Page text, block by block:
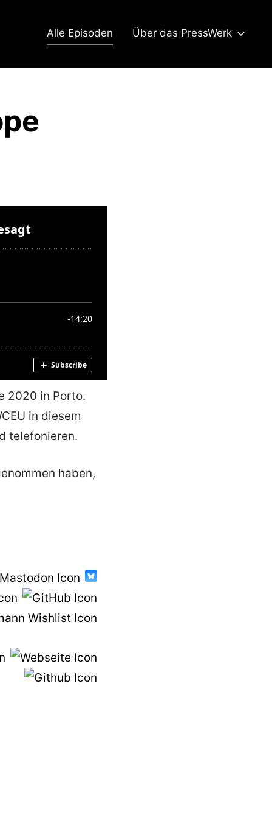
Alle Episoden Über das PressWerk
2020 in Porto.
in diesem
telefonieren.
haben,